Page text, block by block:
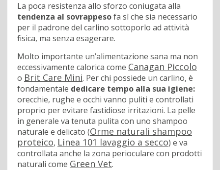
La poca resistenza allo sforzo coniugata alla
tendenza al sovrappesofa sì che sia necessario
per il padrone del carlino sottoporlo ad attività
fisica, ma senza esagerare.
Molto importante un’alimentazione sana ma non
eccessivamente calorica come Canagan Piccolo
o Brit Care Mini. Per chi possiede un carlino, è
fondamentale dedicare tempo alla sua igiene:
orecchie, rughe e occhi vanno puliti e controllati
proprio per evitare fastidiose irritazioni. La pelle
in generale va tenuta pulita con uno shampoo
naturale e delicato (Orme naturali shampoo
proteico, Linea 101 lavaggio a secco) e va
controllata anche la zona perioculare con prodotti
naturali come Green Vet.